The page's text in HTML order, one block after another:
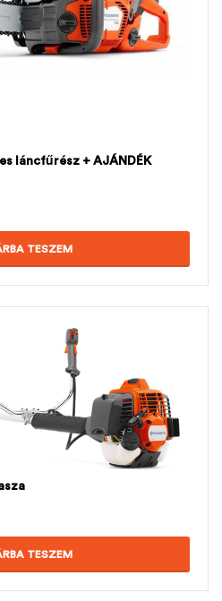
láncfűrész + AJÁNDÉK
TESZEM
TESZEM